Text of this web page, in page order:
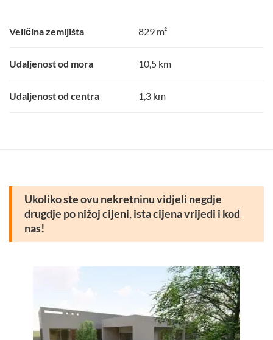
Veličina zemljišta 829 m²
Udaljenost od mora 10,5 km
Udaljenost od centra 1,3 km
Ukoliko ste ovu nekretninu vidjeli negdje
drugdje po nižoj cijeni, ista cijena vrijedi i kod
nas!